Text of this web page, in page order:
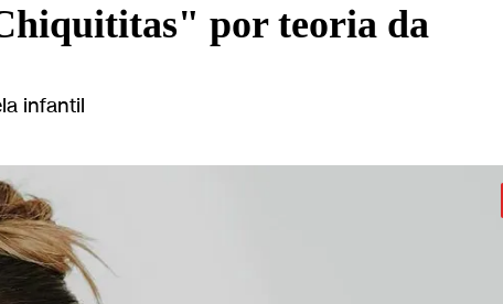
por teoria da
infantil